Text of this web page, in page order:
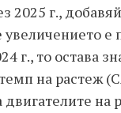
2025 г.,
г., то остава
на растеж
двигателите на